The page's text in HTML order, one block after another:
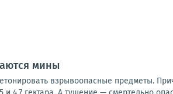
мины
взрывоопасные предметы.